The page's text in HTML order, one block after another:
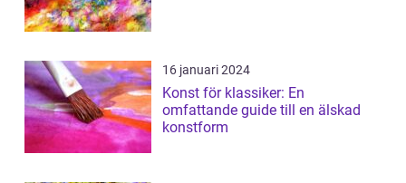
16 januari 2024
Konst för klassiker: En
omfattande guide till en älskad
konstform